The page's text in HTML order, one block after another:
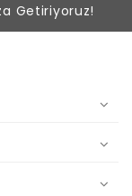
Getiriyoruz!